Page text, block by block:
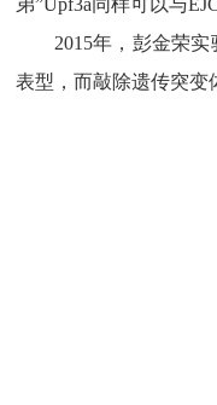
弟”Upf3a同样可以与
2015年，彭金荣
表型，而敲除遗传突变